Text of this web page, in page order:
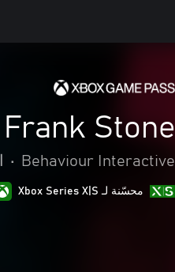
Stone™
Behaviour Interactive
•
محسّنة لـ Xbox Series X|S